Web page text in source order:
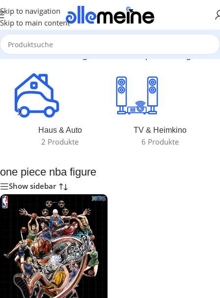
Skip to navigation
Skip to main content
Start/Produkte verschlagwortet mit „one piece nba figure“
Haus & Auto
2 Produkte
TV & Heimkino
6 Produkte
one piece nba figure
Show sidebar